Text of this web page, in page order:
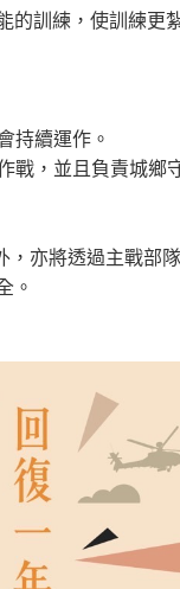
的訓練，使訓練更
持續運作。
戰，並且負責城鄉
，亦將透過主戰部
。